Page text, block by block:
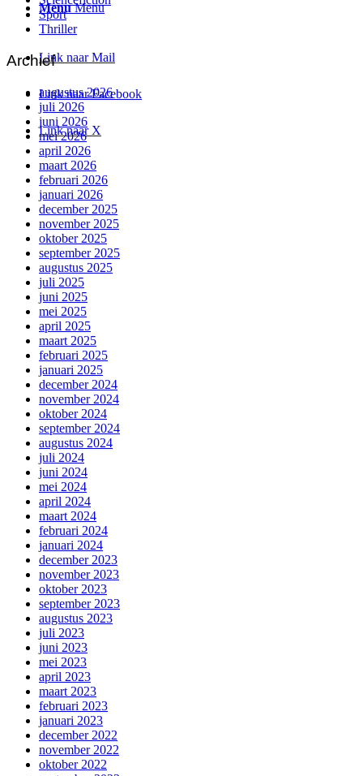
Menu Menu
Link naar Mail
Link naar Facebook
Link naar X
Sport
Thriller
Archief
augustus 2026
juli 2026
juni 2026
mei 2026
april 2026
maart 2026
februari 2026
januari 2026
december 2025
november 2025
oktober 2025
september 2025
augustus 2025
juli 2025
juni 2025
mei 2025
april 2025
maart 2025
februari 2025
januari 2025
december 2024
november 2024
oktober 2024
september 2024
augustus 2024
juli 2024
juni 2024
mei 2024
april 2024
maart 2024
februari 2024
januari 2024
december 2023
november 2023
oktober 2023
september 2023
augustus 2023
juli 2023
juni 2023
mei 2023
april 2023
maart 2023
februari 2023
januari 2023
december 2022
november 2022
oktober 2022